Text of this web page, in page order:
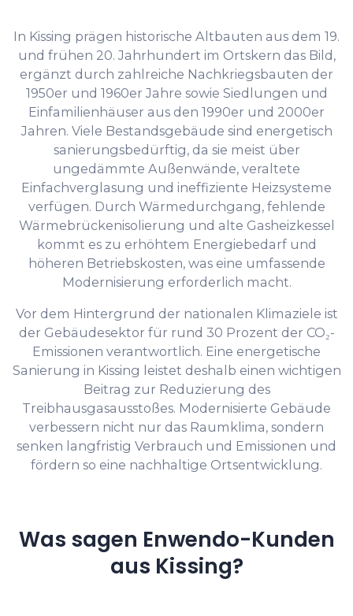
In Kissing prägen historische Altbauten aus dem 19.
und frühen 20. Jahrhundert im Ortskern das Bild,
ergänzt durch zahlreiche Nachkriegsbauten der
1950er und 1960er Jahre sowie Siedlungen und
Einfamilienhäuser aus den 1990er und 2000er
Jahren. Viele Bestandsgebäude sind energetisch
sanierungsbedürftig, da sie meist über
ungedämmte Außenwände, veraltete
Einfachverglasung und ineffiziente Heizsysteme
verfügen. Durch Wärmedurchgang, fehlende
Wärmebrückenisolierung und alte Gasheizkessel
kommt es zu erhöhtem Energiebedarf und
höheren Betriebskosten, was eine umfassende
Modernisierung erforderlich macht.
Vor dem Hintergrund der nationalen Klimaziele ist
der Gebäudesektor für rund 30 Prozent der CO₂-
Emissionen verantwortlich. Eine energetische
Sanierung in Kissing leistet deshalb einen wichtigen
Beitrag zur Reduzierung des
Treibhausgasausstoßes. Modernisierte Gebäude
verbessern nicht nur das Raumklima, sondern
senken langfristig Verbrauch und Emissionen und
fördern so eine nachhaltige Ortsentwicklung.
Was sagen Enwendo-Kunden
aus Kissing?